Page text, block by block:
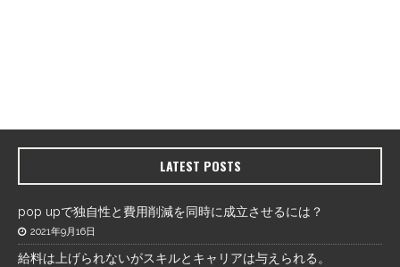
LATEST POSTS
pop upで独自性と費用削減を同時に成立させるには？
2021年9月16日
給料は上げられないがスキルとキャリアは与えられる。